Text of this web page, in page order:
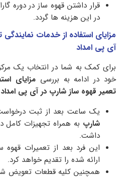
قرار داشتن قهوه ساز در دوره
در این هزینه ها گردد.
مزایای استفاده از خدمات
آی پی امداد
برای کمک به شما در انتخاب یک
خود در ادامه به بررسی مزایای
تعمیر قهوه ساز شارپ در آی پی امداد
یک ساعت بعد از ثبت
شارپ به همراه تجهیزات
داشت.
این فرد بعد از تعمیرات قهوه
ارائه شده را تقدیم خواهد کرد.